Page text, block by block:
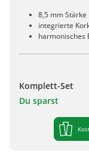
8,5 mm
integrierte
harmonisches
Komplett-Set
Du sparst